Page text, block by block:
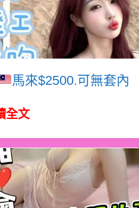
馬來$2500.可無套內
全文